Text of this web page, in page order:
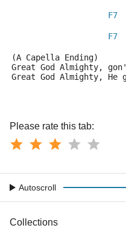
F7
F7
(A Capella Ending)
Great God Almighty, gon'
Great God Almighty, He
Please rate this tab:
Autoscroll
Collections